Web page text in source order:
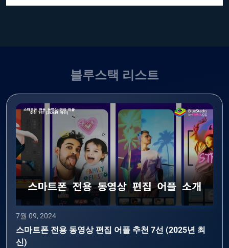
블루스택 리스트
7월 09, 2024
스마트폰 전용 동영상 편집 어플 추천 7선 (2025년 최
신)